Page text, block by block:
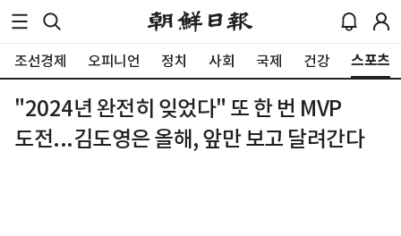
조선경제 오피니언 정치 사회 국제 건강 스포츠
"2024년 완전히 잊었다" 또 한 번 MVP
도전...김도영은 올해, 앞만 보고 달려간다